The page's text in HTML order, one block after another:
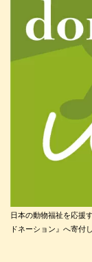
日本の動物福祉を応援
ドネーション』へ寄付